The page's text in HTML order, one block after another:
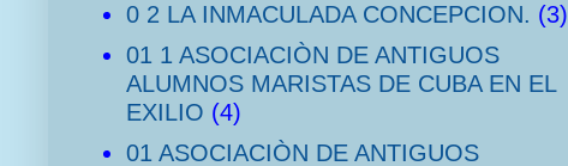
0 2 LA INMACULADA CONCEPCION. (3)
01 1 ASOCIACIÒN DE ANTIGUOS
ALUMNOS MARISTAS DE CUBA EN EL
EXILIO (4)
01 ASOCIACIÒN DE ANTIGUOS